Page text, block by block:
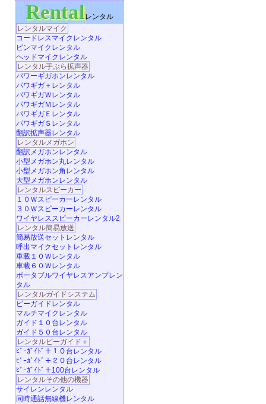
Rentalレンタル
レンタルマイク
コードレスマイクレンタル
ピンマイクレンタル
ヘッドマイクレンタル
レンタル手ぶら拡声器
パワーギガホンレンタル
パワギガ＋レンタル
パワギガＷレンタル
パワギガＭレンタル
パワギガＥレンタル
パワギガＳレンタル
翻訳拡声器レンタル
レンタルメガホン
翻訳メガホンレンタル
小型メガホン丸レンタル
小型メガホン角レンタル
大型メガホンレンタル
レンタルスピーカー
１０Ｗスピーカーレンタル
３０Ｗスピーカーレンタル
ワイヤレススピーカーレンタル2
レンタル簡易放送
簡易放送セットレンタル
呼出マイクセットレンタル
車載１０Ｗレンタル
車載６０Ｗレンタル
ポータブルワイヤレスアンプレン
タル
レンタルガイドシステム
ビーガイドレンタル
マルチマイクレンタル
ガイド１０台レンタル
ガイド５０台レンタル
レンタルビーガイド＋
ﾋﾞｰｶﾞｲﾄﾞ＋１０台レンタル
ﾋﾞｰｶﾞｲﾄﾞ＋２０台レンタル
ﾋﾞｰｶﾞｲﾄﾞ＋100台レンタル
レンタルその他の機器
サイレンレンタル
同時通話無線機レンタル